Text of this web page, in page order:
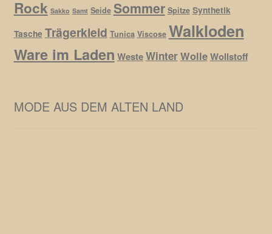
Rock Sakko Samt Seide Sommer Spitze Synthetik
Tasche Trägerkleid Tunica Viscose Walkloden
Ware im Laden WesteWinterWolleWollstoff
MODE AUS DEM ALTEN LAND